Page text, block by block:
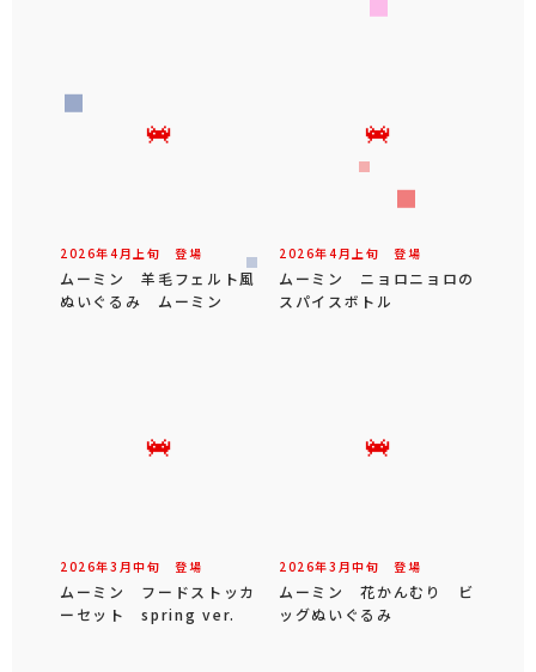
2026年4 月 上旬 登場
ムーミン 羊毛フェルト風
ぬいぐるみ ムーミン
2026年4 月 上旬 登場
ムーミン ニョロニョロの
スパイスボトル
2026年3 月中旬 登場
ムーミン フードストッカ
ーセット spring ver.
2026年3 月中旬 登場
ムーミン 花かんむり ビ
ッグぬいぐるみ